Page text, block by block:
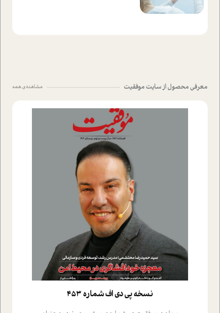
معرفی محصول از سایت موفقیت مشاهده ی همه
نسخه پي دي اف شماره 453